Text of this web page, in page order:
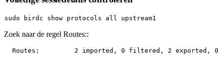
sudo
Zoek naar de regel Routes::
Routes: 2 imported, 0 filtered, 2 exported, 0